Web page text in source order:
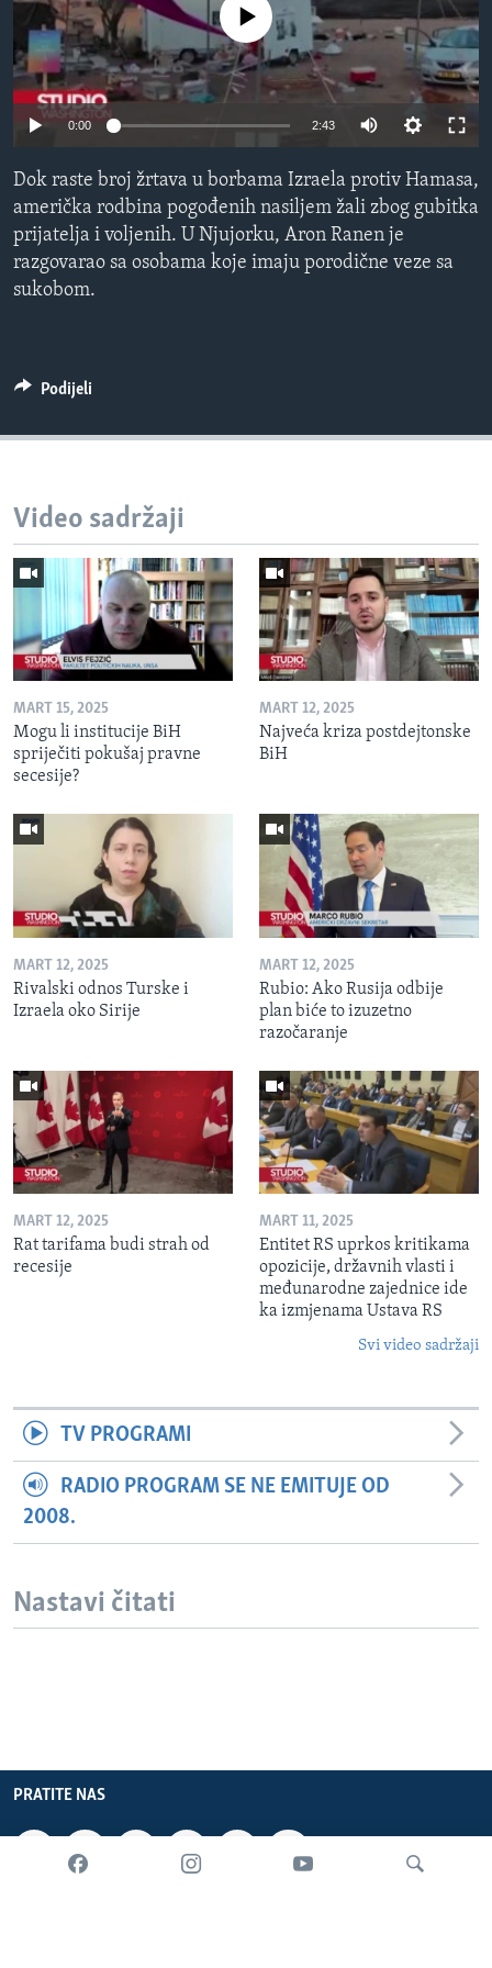
MAGAZIN
O GLASU AMERIKE
Learning English
PRATITE NAS
Jezici
No media source currently available
0:00 2:43
Dok raste broj žrtava u borbama Izraela protiv Hamasa,
američka rodbina pogođenih nasiljem žali zbog gubitka
prijatelja i voljenih. U Njujorku, Aron Ranen je
razgovarao sa osobama koje imaju porodične veze sa
sukobom.
Podijeli
Video sadržaji
MART 15, 2025
Mogu li institucije BiH
spriječiti pokušaj pravne
secesije?
MART 12, 2025
Najveća kriza postdejtonske
BiH
MART 12, 2025
Rivalski odnos Turske i
Izraela oko Sirije
MART 12, 2025
Rubio: Ako Rusija odbije
plan biće to izuzetno
razočaranje
MART 12, 2025
Rat tarifama budi strah od
recesije
MART 11, 2025
Entitet RS uprkos kritikama
opozicije, državnih vlasti i
međunarodne zajednice ide
ka izmjenama Ustava RS
Svi video sadržaji
TV PROGRAMI
RADIO PROGRAM SE NE EMITUJE OD
2008.
Nastavi čitati
PRATITE NAS